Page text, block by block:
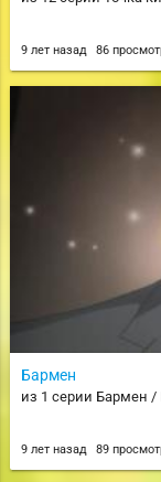
9 лет назад 86
Бармен
из 1 серии Бармен /
9 лет назад 89